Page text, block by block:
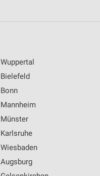
Wuppertal
Bielefeld
Bonn
Mannheim
Münster
Karlsruhe
Wiesbaden
Augsburg